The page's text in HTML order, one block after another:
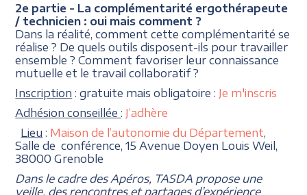
2e partie - La complémentarité ergothérapeute
/ technicien : oui mais comment ?
Dans la réalité, comment cette complémentarité se
réalise ? De quels outils disposent-ils pour travailler
ensemble ? Comment favoriser leur connaissance
mutuelle et le travail collaboratif ?
Inscription : gratuite mais obligatoire : Je m'inscris
Adhésion conseillée: J’adhère
Lieu : Maison de l’autonomie du Département
Salle de conférence, 15 Avenue Doyen Louis Weil,
38000 Grenoble
Dans le cadre des Apéros, TASDA propose une
veille, des rencontres et partages d’expérience